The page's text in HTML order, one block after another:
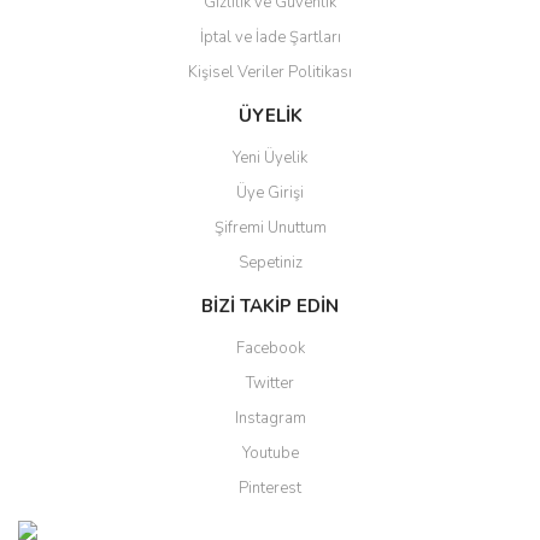
Gönder
İptal ve İade Şartları
Kişisel Veriler Politikası
ÜYELİK
Yeni Üyelik
Üye Girişi
Şifremi Unuttum
Sepetiniz
BİZİ TAKİP EDİN
Facebook
Twitter
Instagram
Youtube
Pinterest